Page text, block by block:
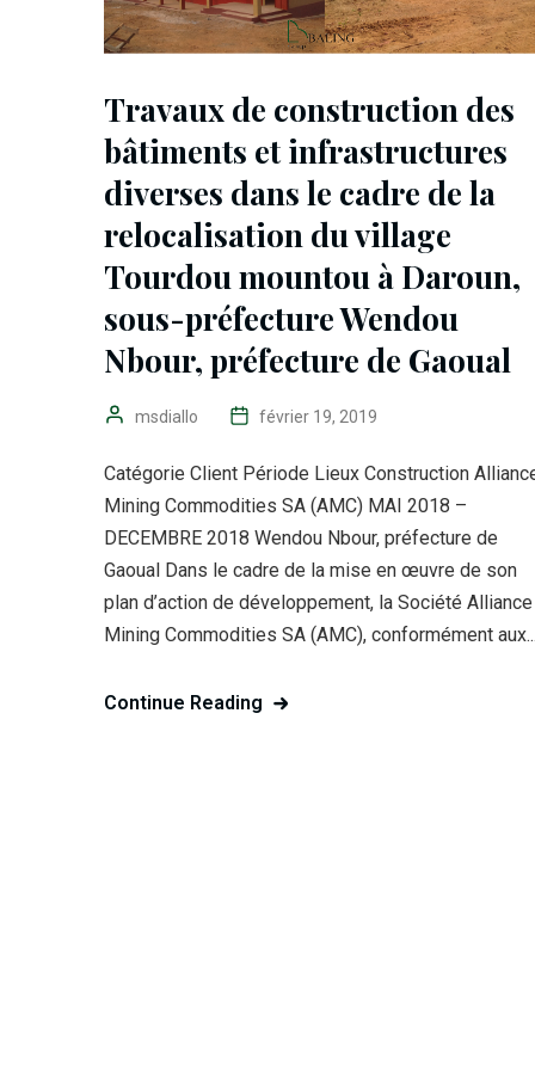
Travaux de construction des
bâtiments et infrastructures
diverses dans le cadre de la
relocalisation du village
Tourdou mountou à Daroun,
sous-préfecture Wendou
Nbour, préfecture de Gaoual
msdiallo février 19, 2019
Catégorie Client Période Lieux Construction
Mining Commodities SA (AMC) MAI 2018 –
DECEMBRE 2018 Wendou Nbour, préfecture de
Gaoual Dans le cadre de la mise en œuvre de son
plan d’action de développement, la Société Alliance
Mining Commodities SA (AMC), conformément
Continue Reading